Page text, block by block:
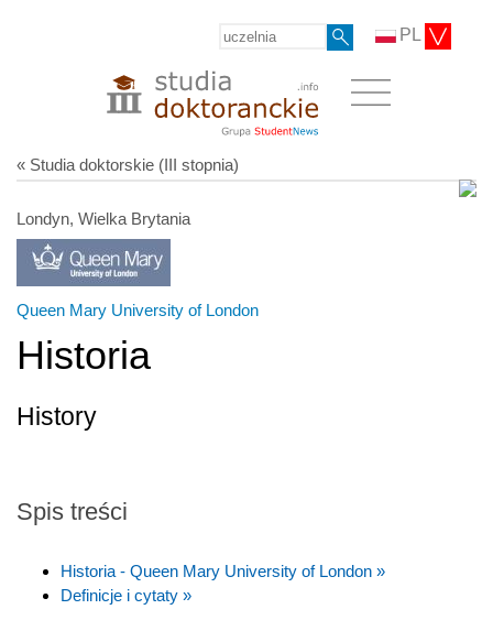
PL
« Studia doktorskie (III stopnia)
Londyn, Wielka Brytania
Queen Mary University of London
Historia
History
Spis treści
Historia - Queen Mary University of London »
Definicje i cytaty »